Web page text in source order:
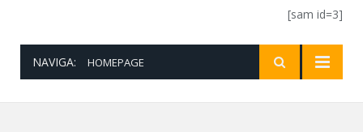
[sam id=3]
NAVIGA: HOMEPAGE